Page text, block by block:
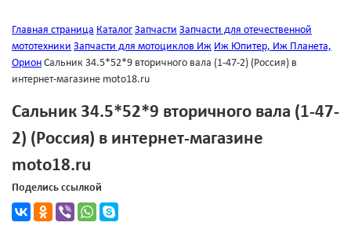
Главная страница Каталог Запчасти Запчасти для отечественной
мототехники Запчасти для мотоциклов Иж Иж Юпитер, Иж Планета,
Орион Сальник 34.5*52*9 вторичного вала (1-47-2) (Россия) в
интернет-магазине moto18.ru
Сальник 34.5*52*9 вторичного вала (1-47-
2) (Россия) в интернет-магазине
moto18.ru
Поделись ссылкой